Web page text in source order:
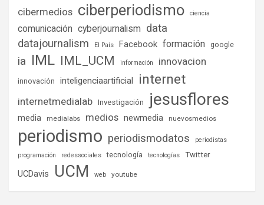
cibermedios ciberperiodismo ciencia
comunicación cyberjournalism data
datajournalism El País Facebook formación google
ia IML IML_UCM información innovacion
innovación inteligenciaartificial internet
internetmedialab Investigación jesusflores
media medialabs medios newmedia nuevosmedios
periodismo periodismodatos
periodistas
programación
redessociales tecnología tecnologías Twitter
UCDavis UCM web youtube